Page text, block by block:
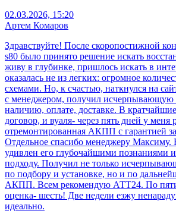
02.03.2026, 15:20
Артем Комаров
Здравствуйте! После скоропостижной
s80 было принято решение искать
живу в глубинке, пришлось искать в
оказалась не из легких: огромное
схемами. Но, к счастью, наткнулся на
с менеджером, получил
наличию, оплате, доставке. В
договор, и вуаля- через пять дней у меня
отремонтированная АКПП с гарантией
Отдельное спасибо менеджеру Максиму.
удивлен его глубочайшими познаниями
подходу. Получил не только
по подбору и установке, но и по
АКПП. Всем рекомендую АТТ24. По
оценка- шесть! Две недели езжу
идеально.